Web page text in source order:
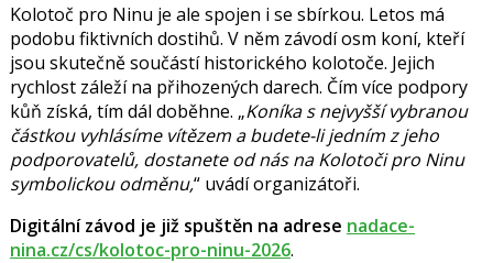
Kolotoč pro Ninu je ale spojen i se sbírkou. Letos má
podobu fiktivních dostihů. V něm závodí osm koní, kteří
jsou skutečně součástí historického kolotoče. Jejich
rychlost záleží na přihozených darech. Čím více podpory
kůň získá, tím dál doběhne. Koníka s nejvyšší vybranou
částkou vyhlásíme vítězem a budete-li jedním z jeho
podporovatelů, dostanete od nás na Kolotoči pro Ninu
symbolickou odměnu, uvádí organizátoři.
Digitální závod je již spuštěn na adrese nadace-
nina.cz/cs/kolotoc-pro-ninu-2026.